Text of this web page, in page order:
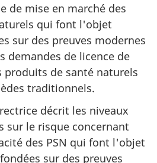
de mise en marché des
qui font l'objet
sur des preuves modernes
demandes de licence de
produits de santé naturels
traditionnels.
décrit les niveaux
sur le risque concernant
des PSN qui font l'objet
sur des preuves